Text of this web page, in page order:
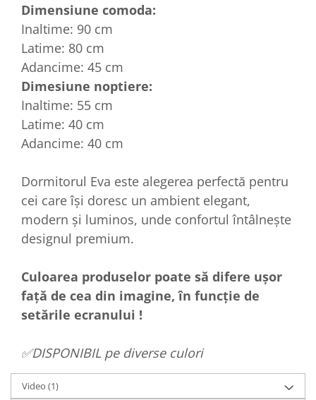
Dimensiune comoda:
Inaltime: 90 cm
Latime: 80 cm
Adancime: 45 cm
Dimesiune noptiere:
Inaltime: 55 cm
Latime: 40 cm
Adancime: 40 cm
Dormitorul Eva este alegerea perfectă pentru
cei care își doresc un ambient elegant,
modern și luminos, unde confortul întâlnește
designul premium.
Culoarea produselor poate să difere ușor
față de cea din imagine, în funcție de
setările ecranului !
✅DISPONIBIL pe diverse culori
Video (1)